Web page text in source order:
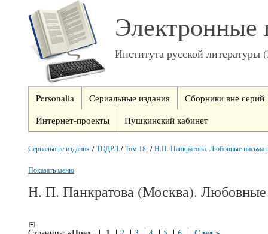
Электронные
Института русской
Personalia Сериальные издания
Сборники вне серий
Интернет-проекты
Пушкинский кабинет
Сериальные издания /ТОДРЛ /Том 18 /Н.П. Панкратова. Любовные письма
Показать меню
Н. П. Панкратова (Москва).